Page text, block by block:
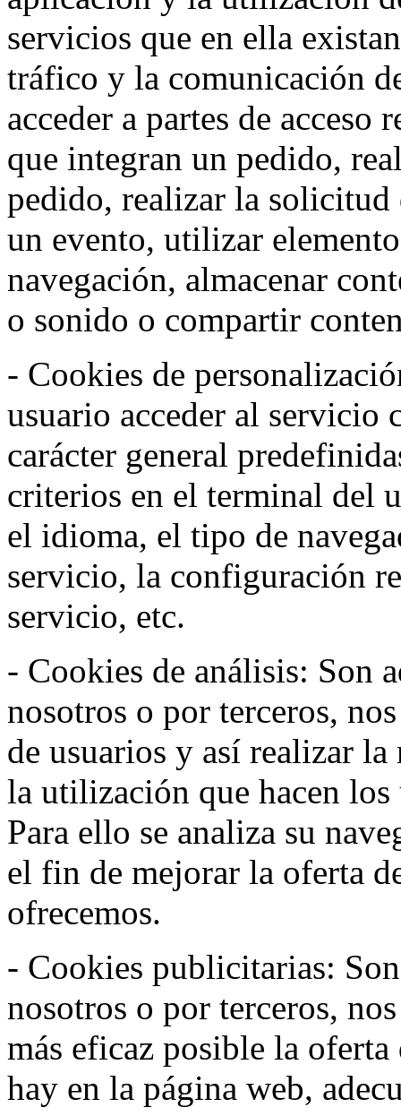
servicios que en ella
tráfico y la comunicación
acceder a partes de
que integran un pedido,
pedido, realizar la
un evento, utilizar
navegación, almacenar
o sonido o compartir
- Cookies de
usuario acceder al servicio
carácter general
criterios en el terminal del
el idioma, el tipo de
servicio, la configuración
servicio, etc.
- Cookies de análisis: Son
nosotros o por terceros,
de usuarios y así realizar
la utilización que hacen
Para ello se analiza su
el fin de mejorar la oferta
ofrecemos.
- Cookies publicitarias:
nosotros o por terceros,
más eficaz posible la
hay en la página web,